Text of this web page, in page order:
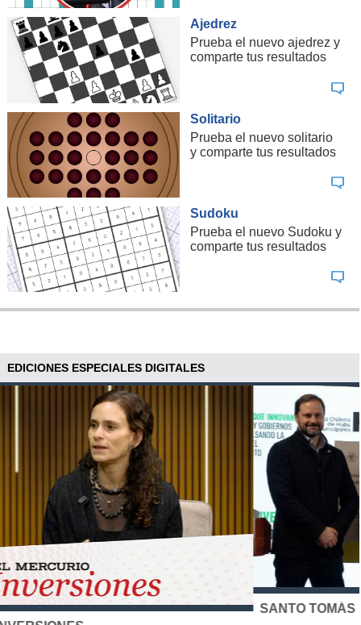
Ajedrez
Prueba el nuevo ajedrez y
comparte tus resultados
Solitario
Prueba el nuevo solitario
y comparte tus resultados
Sudoku
Prueba el nuevo Sudoku y
comparte tus resultados
EDICIONES ESPECIALES DIGITALES
SANTO TOMÁS